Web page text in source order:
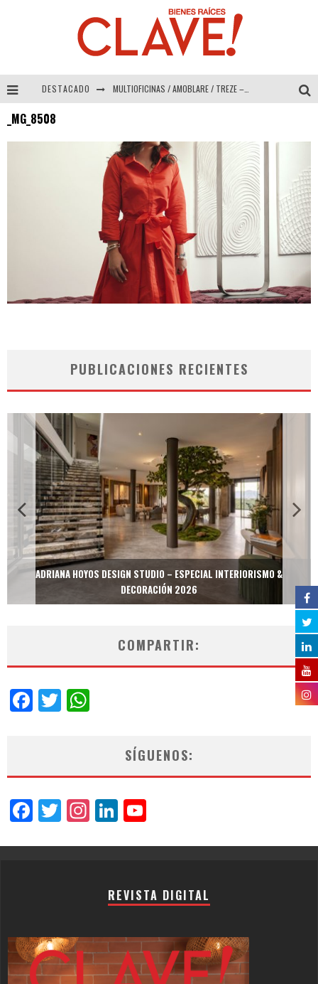
DESTACADO MULTIOFICINAS / AMOBLARE / TREZE – Especial Interiorismo & Decoración 2026
COLINEAL – Especial Interiorismo & Decoración 2026
ADRIANA HOYOS DESIGN STUDIO – Especial Interiorismo & Decoración 2026
_MG_8508
PUBLICACIONES RECIENTES
ADRIANA HOYOS DESIGN STUDIO – ESPECIAL INTERIORISMO &
DECORACIÓN 2026
COMPARTIR:
Facebook
Twitter
SÍGUENOS:
Facebook
Twitter
Instagram
LinkedIn
REVISTA DIGITAL